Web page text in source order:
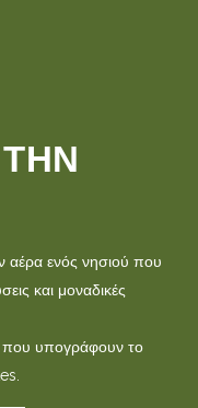
αέρα ενός νησιού που
και μοναδικές
που υπογράφουν το